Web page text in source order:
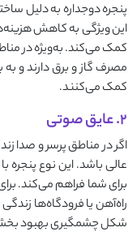
پنجره دوجداره به دلیل
این ویژگی به کاهش
کمک می‌کند. به‌ویژه در
مصرف گاز و برق دارند و
کمک می‌کنند.
۲. عایق صوتی
اگر در مناطق پرسر و صدا
عالی باشد. این نوع
برای شما فراهم می‌کند.
راه‌آهن یا فرودگاه‌ها
شکل چشمگیری بهبود